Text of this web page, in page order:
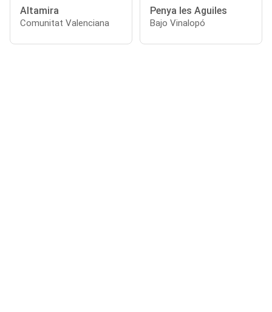
Altamira
Comunitat Valenciana
Penya les Aguiles
Bajo Vinalopó